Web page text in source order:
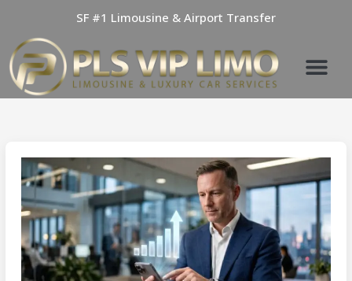
content
SF #1 Limousine & Airport Transfer